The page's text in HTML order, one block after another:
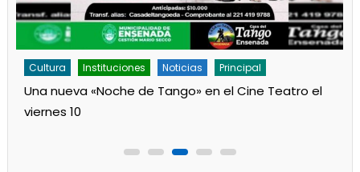
Cultura Instituciones Noticias Principal
Una nueva «Noche de Tango» en el Cine Teatro el
viernes 10